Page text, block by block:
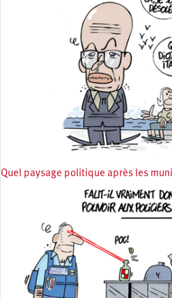
Quel paysage politique après les